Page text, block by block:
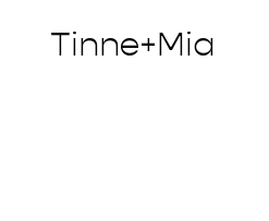
Tinne+Mia